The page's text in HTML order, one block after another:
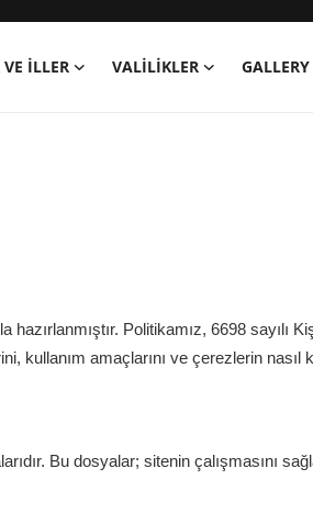
İLLER VALILIKLER GALLERY
Politikamız, 6698 sayılı
kullanım amaçlarını ve çerezlerin nasıl
Bu dosyalar; sitenin çalışmasını